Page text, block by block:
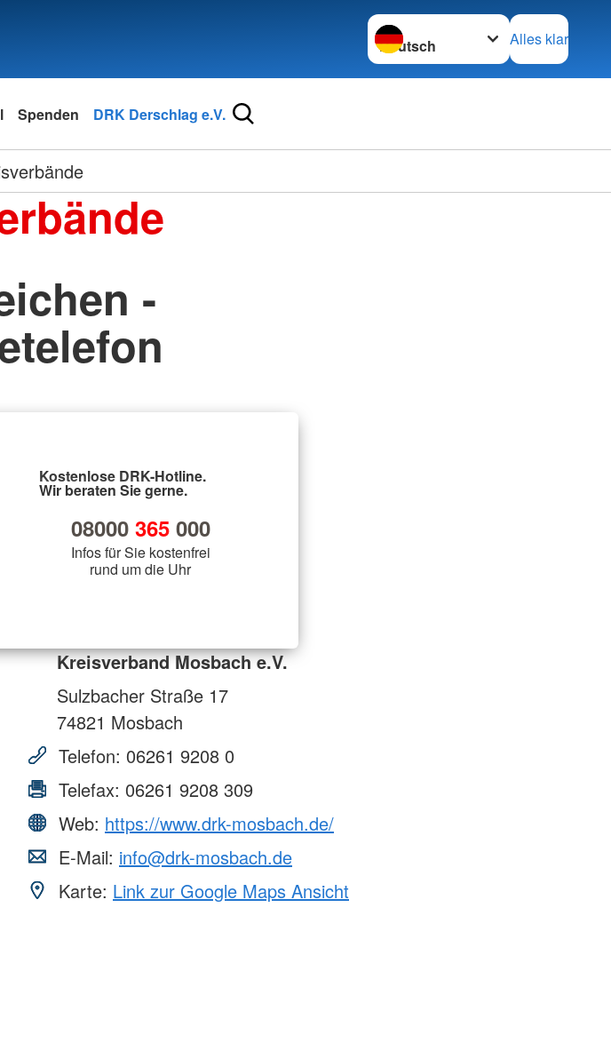
Sprache wechseln zu
Alles klar
Spenden DRK Derschlag e.V.
-
Kostenlose DRK-Hotline.
Wir beraten Sie gerne.
08000 365000
Infos für Sie kostenfrei
rund um die Uhr
Kreisverband Mosbach e.V.
Sulzbacher Straße 17
74821 Mosbach
Telefon: 06261 9208 0
Telefax: 06261 9208 309
Web: https://www.drk-mosbach.de/
E-Mail: info@drk-mosbach.de
Karte: Link zur Google Maps Ansicht